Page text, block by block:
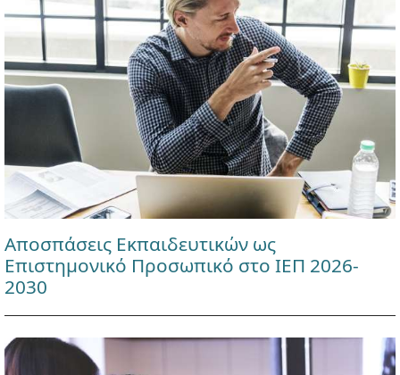
Αποσπάσεις Εκπαιδευτικών ως
Επιστημονικό Προσωπικό στο ΙΕΠ 2026-
2030